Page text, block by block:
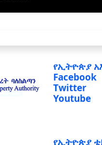
የኢትዮጵያ
Facebook
Twitter
Youtube
የኢትዮጵያ